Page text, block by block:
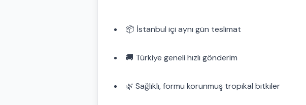
📦 İstanbul içi aynı gün teslimat
🚚 Türkiye geneli hızlı gönderim
🌿 Sağlıklı, formu korunmuş tropikal bitkiler